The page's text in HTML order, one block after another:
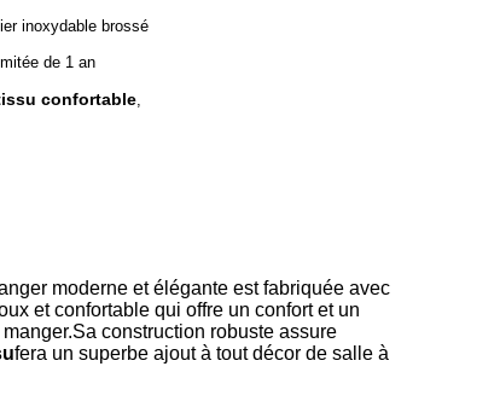
inoxydable brossé
de 1 an
confortable,
moderne et élégante est fabriquée avec
et confortable qui offre un confort et un
construction robuste assure
fera un superbe ajout à tout décor de salle à